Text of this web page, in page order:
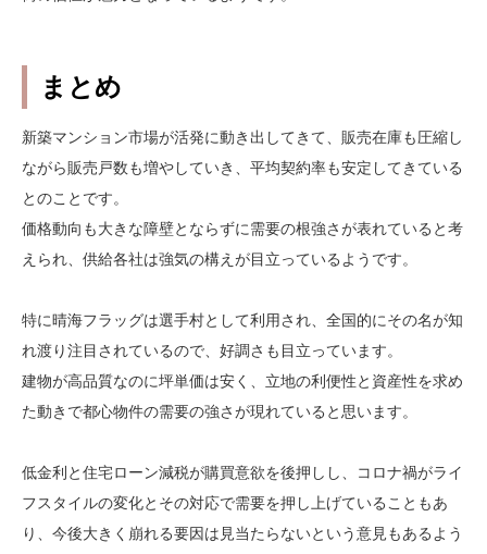
まとめ
新築マンション市場が活発に動き出してきて、販売在庫も圧縮し
ながら販売戸数も増やしていき、平均契約率も安定してきている
とのことです。
価格動向も大きな障壁とならずに需要の根強さが表れていると考
えられ、供給各社は強気の構えが目立っているようです。
特に晴海フラッグは選手村として利用され、全国的にその名が知
れ渡り注目されているので、好調さも目立っています。
建物が高品質なのに坪単価は安く、立地の利便性と資産性を求め
た動きで都心物件の需要の強さが現れていると思います。
低金利と住宅ローン減税が購買意欲を後押しし、コロナ禍がライ
フスタイルの変化とその対応で需要を押し上げていることもあ
り、今後大きく崩れる要因は見当たらないという意見もあるよう